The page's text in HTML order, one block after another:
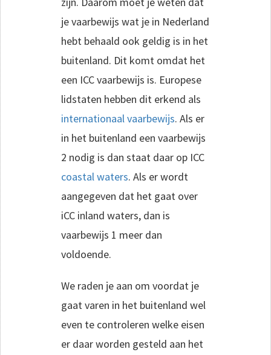
je vaarbewijs wat je in Nederland
hebt behaald ook geldig is in het
buitenland. Dit komt omdat het
een ICC vaarbewijs is. Europese
lidstaten hebben dit erkend als
internationaal vaarbewijs. Als er
in het buitenland een vaarbewijs
2 nodig is dan staat daar op ICC
coastal waters. Als er wordt
aangegeven dat het gaat over
iCC inland waters, dan is
vaarbewijs 1 meer dan
voldoende.
We raden je aan om voordat je
gaat varen in het buitenland wel
even te controleren welke eisen
er daar worden gesteld aan het